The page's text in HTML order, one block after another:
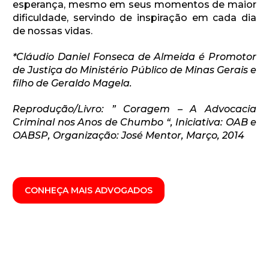
esperança, mesmo em seus momentos de maior
dificuldade, servindo de inspiração em cada dia
de nossas vidas.
*Cláudio Daniel Fonseca de Almeida é Promotor
de Justiça do Ministério Público de Minas Gerais e
filho de Geraldo Magela.
Reprodução/Livro: ” Coragem – A Advocacia
Criminal nos Anos de Chumbo “, Iniciativa: OAB e
OABSP, Organização: José Mentor, Março, 2014
CONHEÇA MAIS ADVOGADOS